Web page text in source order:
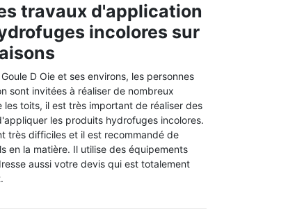
travaux d'application
incolores sur
D Oie et ses environs, les personnes
sont invitées à réaliser de nombreux
les toits, il est très important de réaliser des
les produits hydrofuges incolores.
très difficiles et il est recommandé de
en la matière. Il utilise des équipements
aussi votre devis qui est totalement